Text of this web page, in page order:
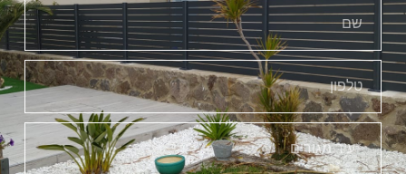
להצעת מחיר
אנשים שאלו על מילוי אלומיניום
לשער